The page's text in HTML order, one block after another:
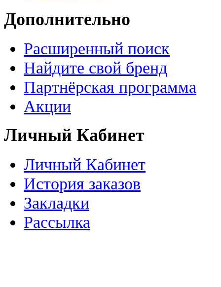
Дополнительно
Расширенный поиск
Найдите свой бренд
Партнёрская программа
Акции
Личный Кабинет
Личный Кабинет
История заказов
Закладки
Рассылка